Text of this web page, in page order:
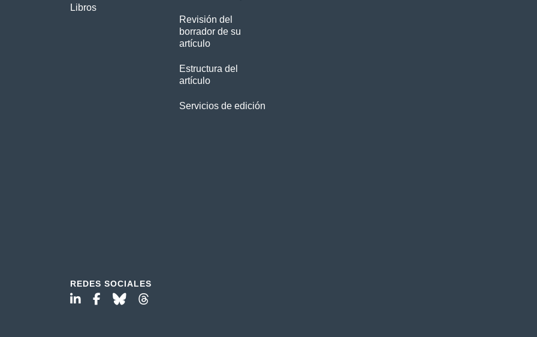
Libros
Revisión del
borrador de su
artículo
Estructura del
artículo
Servicios de edición
REDES SOCIALES